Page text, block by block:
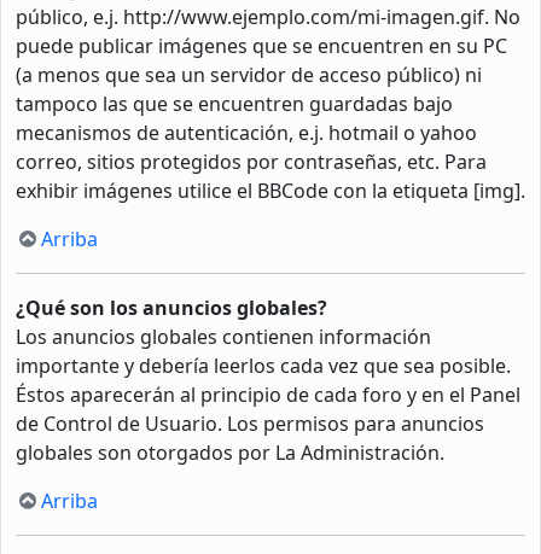
público, e.j. http://www.ejemplo.com/mi-imagen.gif. No
puede publicar imágenes que se encuentren en su PC
(a menos que sea un servidor de acceso público) ni
tampoco las que se encuentren guardadas bajo
mecanismos de autenticación, e.j. hotmail o yahoo
correo, sitios protegidos por contraseñas, etc. Para
exhibir imágenes utilice el BBCode con la etiqueta [img].
Arriba
¿Qué son los anuncios globales?
Los anuncios globales contienen información
importante y debería leerlos cada vez que sea posible.
Éstos aparecerán al principio de cada foro y en el Panel
de Control de Usuario. Los permisos para anuncios
globales son otorgados por La Administración.
Arriba